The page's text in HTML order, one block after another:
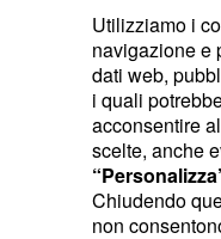
Don
Nel dettaglio, un
completamente
dall'imprenditore.
un primo
Utilizziamo i
navigazione e
dati web,
i quali
acconsentire
scelte, anche
Chiudendo
non